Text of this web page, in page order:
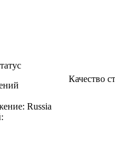
Russia
Качество